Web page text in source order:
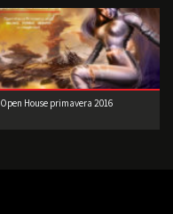
Open House primavera 2016